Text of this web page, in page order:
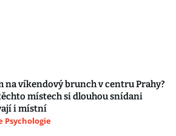
na víkendový brunch v centru Prahy?
místech si dlouhou snídani
i místní
Psychologie